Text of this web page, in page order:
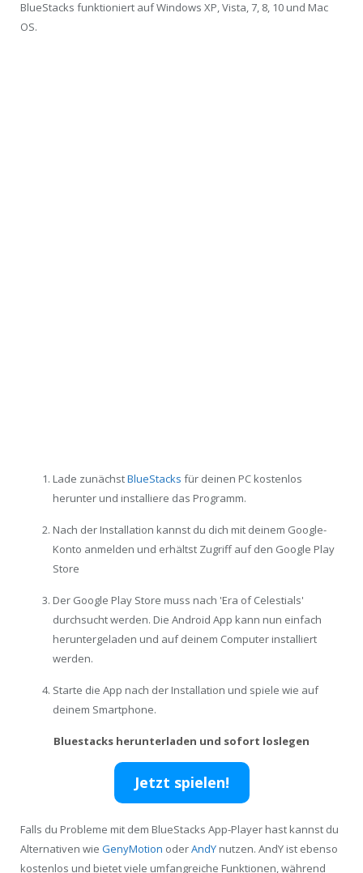
BlueStacks funktioniert auf Windows XP, Vista, 7, 8, 10 und Mac
OS.
Lade zunächstBlueStacks für deinen PC kostenlos
herunter und installiere das Programm.
Nach der Installation kannst du dich mit deinem Google-
Konto anmelden und erhältst Zugriff auf den Google Play
Store
Der Google Play Store muss nach 'Era of Celestials'
durchsucht werden. Die Android App kann nun einfach
heruntergeladen und auf deinem Computer installiert
werden.
Starte die App nach der Installation und spiele wie auf
deinem Smartphone.
Bluestacks herunterladen und sofort loslegen
Jetzt spielen!
Falls du Probleme mit dem BlueStacks App-Player hast kannst du
Alternativen wie GenyMotion oderAndY nutzen. AndY ist ebenso
kostenlos und bietet viele umfangreiche Funktionen, während